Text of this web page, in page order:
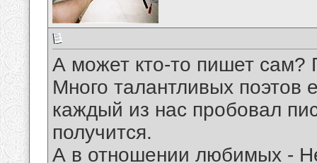
А может кто-то пишет сам?
Много талантливых поэтов
каждый из нас пробовал
получится.
А в отношении любимых -